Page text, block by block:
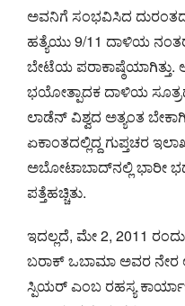
ಅವನಿಗೆ ಸಂಭವಿಸಿದ
ಹತ್ಯೆಯು 9/11 ದಾಳಿಯ
ಬೇಟೆಯ
ಭಯೋತ್ಪಾದಕ ದಾಳಿಯ
ಲಾಡೆನ್ ವಿಶ್ವದ ಅತ್ಯಂತ
ಏಕಾಂತದಲ್ಲಿದ್ದ ಗುಪ್ತಚರ
ಅಬೋಟಾಬಾದ್‌ನಲ್ಲಿ ಭಾರೀ
ಪತ್ತೆಹಚ್ಚಿತು.
ಇದಲ್ಲದೆ, ಮೇ 2, 2011
ಬರಾಕ್ ಒಬಾಮಾ ಅವರ
ಸ್ಪಿಯರ್ ಎಂಬ ರಹಸ್ಯ